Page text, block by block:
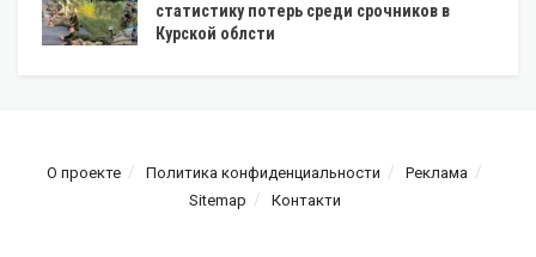
статистику потерь среди срочников в
Курской облсти
О проекте Политика конфиденциальности
Реклама
Sitemap
Контакти